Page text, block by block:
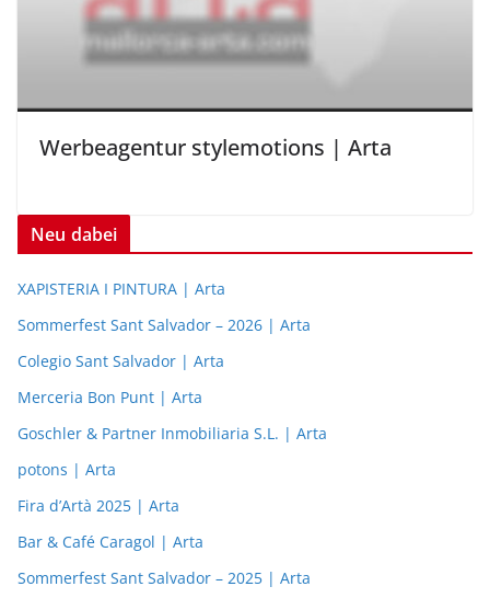
Werbeagentur stylemotions | Arta
Neu dabei
XAPISTERIA I PINTURA | Arta
Sommerfest Sant Salvador – 2026 | Arta
Colegio Sant Salvador | Arta
Merceria Bon Punt | Arta
Goschler & Partner Inmobiliaria S.L. | Arta
potons | Arta
Fira d’Artà 2025 | Arta
Bar & Café Caragol | Arta
Sommerfest Sant Salvador – 2025 | Arta